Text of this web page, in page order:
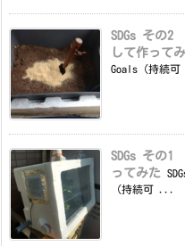
SDGs その2
して作って
Goals（持続
SDGs その1
ってみた
（持続可 ...